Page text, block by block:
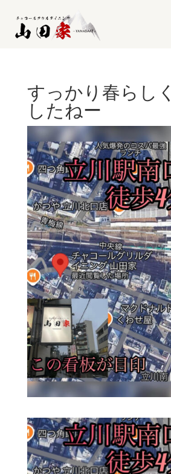
すっかり春らし
したねー